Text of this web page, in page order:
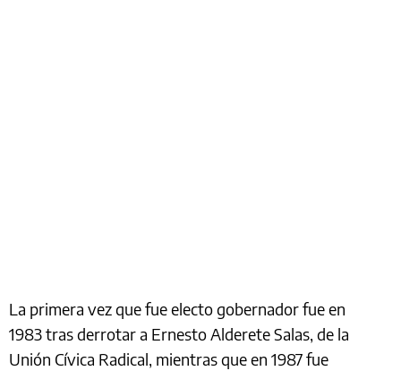
La primera vez que fue electo gobernador fue en
1983 tras derrotar a Ernesto Alderete Salas, de la
Unión Cívica Radical, mientras que en 1987 fue